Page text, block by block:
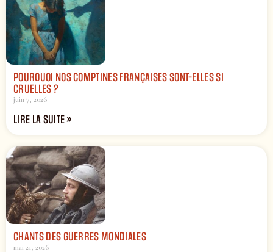
POURQUOI NOS COMPTINES FRANÇAISES SONT-ELLES SI
CRUELLES ?
juin 7, 2026
LIRE LA SUITE »
CHANTS DES GUERRES MONDIALES
mai 21, 2026